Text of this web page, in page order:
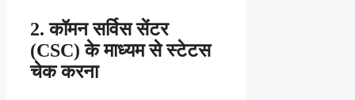
2.कॉमन सर्विस सेंटर
(CSC) के माध्यम से स्टेटस
चेक करना